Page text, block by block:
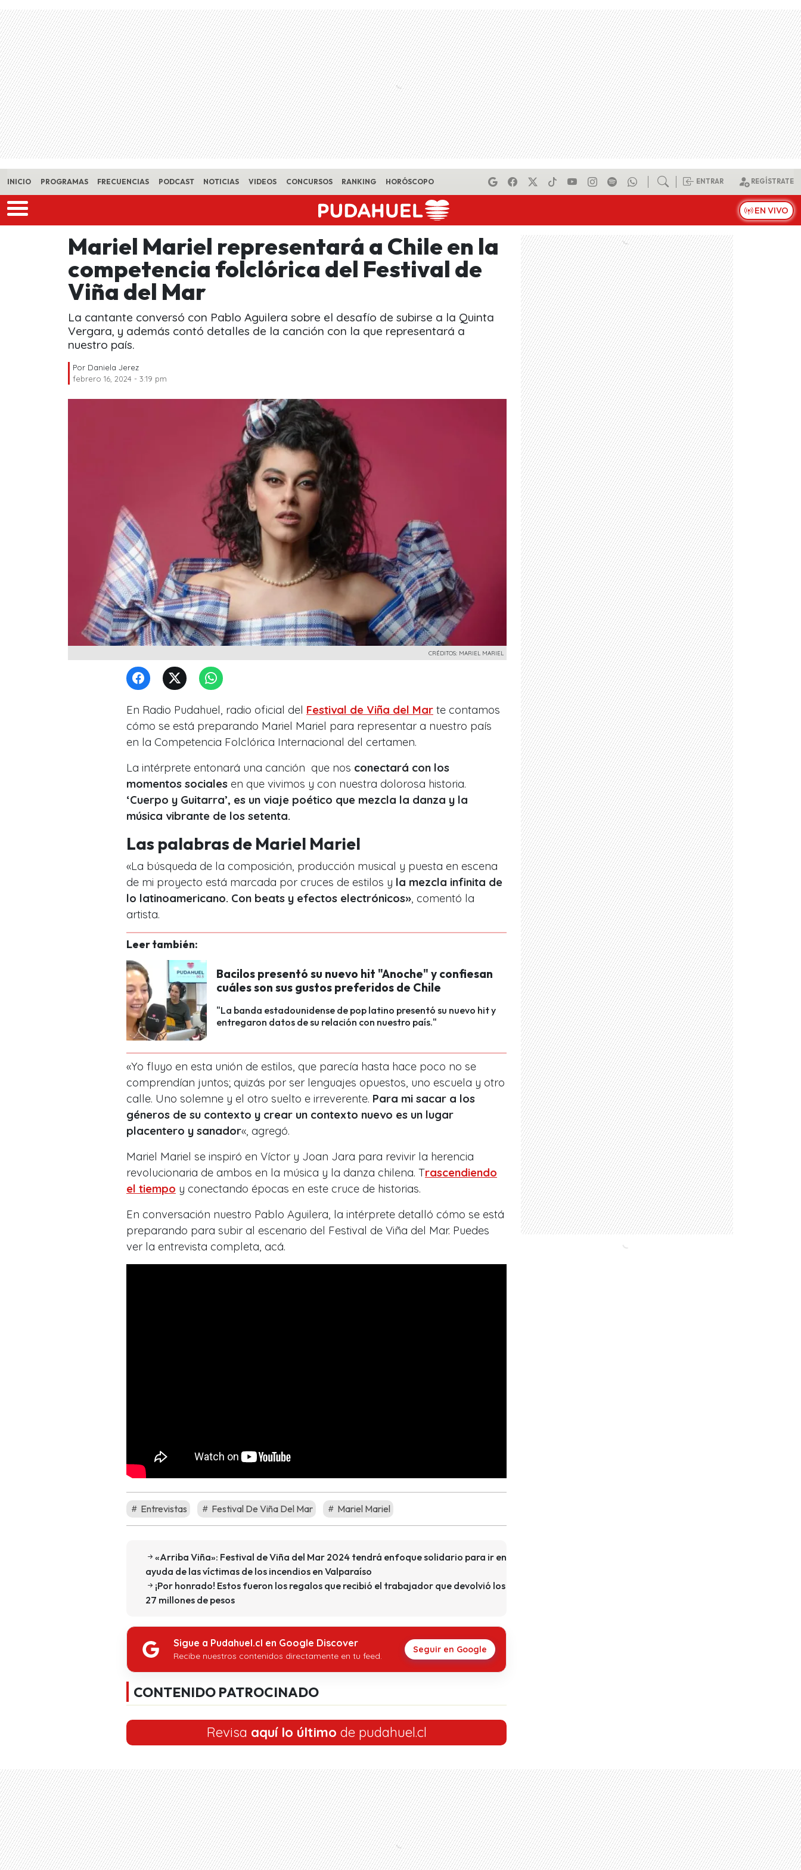
Skip to main content
INICIO PROGRAMAS FRECUENCIAS PODCAST NOTICIAS VIDEOS CONCURSOS RANKING HORÓSCOPO ENTRAR REGÍSTRATE
EN VIVO
Mariel Mariel representará a Chile en la
competencia folclórica del Festival de
Viña del Mar
La cantante conversó con Pablo Aguilera sobre el desafío de subirse a la Quinta
Vergara, y además contó detalles de la canción con la que representará a
nuestro país.
Por Daniela Jerez
febrero 16, 2024 - 3:19 pm
CRÉDITOS: MARIEL MARIEL
En Radio Pudahuel, radio oficial del Festival de Viña del Mar te contamos
cómo se está preparando Mariel Mariel para representar a nuestro país
en la Competencia Folclórica Internacional del certamen.
La intérprete entonará una canción que nos conectará con los
momentos sociales en que vivimos y con nuestra dolorosa historia.
‘Cuerpo y Guitarra’, es un viaje poético que mezcla la danza y la
música vibrante de los setenta.
Las palabras de Mariel Mariel
«La búsqueda de la composición, producción musical y puesta en escena
de mi proyecto está marcada por cruces de estilos y la mezcla infinita de
lo latinoamericano. Con beats y efectos electrónicos» , comentó la
artista.
Leer también:
Bacilos presentó su nuevo hit "Anoche" y confiesan
cuáles son sus gustos preferidos de Chile
"La banda estadounidense de pop latino presentó su nuevo hit y
entregaron datos de su relación con nuestro país."
«Yo fluyo en esta unión de estilos, que parecía hasta hace poco no se
comprendían juntos; quizás por ser lenguajes opuestos, uno escuela y otro
calle. Uno solemne y el otro suelto e irreverente. Para mi sacar a los
géneros de su contexto y crear un contexto nuevo es un lugar
placentero y sanador«, agregó.
Mariel Mariel se inspiró en Víctor y Joan Jara para revivir la herencia
revolucionaria de ambos en la música y la danza chilena. Trascendiendo
el tiempo y conectando épocas en este cruce de historias.
En conversación nuestro Pablo Aguilera, la intérprete detalló cómo se está
preparando para subir al escenario del Festival de Viña del Mar. Puedes
ver la entrevista completa, acá.
Entrevistas Festival De Viña Del Mar Mariel Mariel
«Arriba Viña»: Festival de Viña del Mar 2024 tendrá enfoque solidario para ir en
ayuda de las víctimas de los incendios en Valparaíso
¡Por honrado! Estos fueron los regalos que recibió el trabajador que devolvió los
27 millones de pesos
Sigue a Pudahuel.cl en Google Discover
Recibe nuestros contenidos directamente en tu feed.
Seguir en Google
CONTENIDO PATROCINADO
Revisa aquí lo último de pudahuel.cl